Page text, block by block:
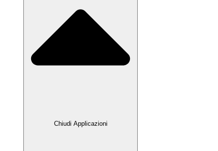
Chiudi Applicazioni